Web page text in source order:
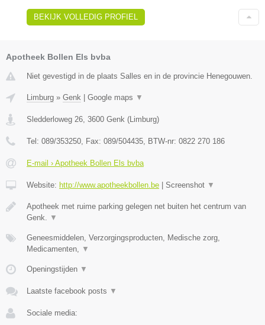
BEKIJK VOLLEDIG PROFIEL
Apotheek Bollen Els bvba
Niet gevestigd in de plaats Salles en in de provincie Henegouwen.
Limburg » Genk Google maps ▼
Sledderloweg 26, 3600 Genk (Limburg)
Tel: 089/353250, Fax: 089/504435, BTW-nr: 0822 270 186
E-mail › Apotheek Bollen Els bvba
Website: http://www.apotheekbollen.be Screenshot ▼
Apotheek met ruime parking gelegen net buiten het centrum van
Genk. ▼
Geneesmiddelen, Verzorgingsproducten, Medische zorg,
Medicamenten, ▼
Openingstijden ▼
Laatste facebook posts ▼
Sociale media: